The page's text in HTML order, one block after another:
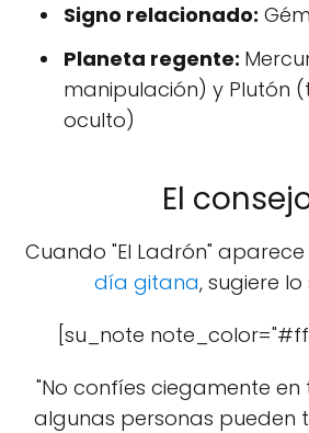
Signo relacionado:
Planeta regente:
manipulación) y Plutón
oculto)
El
Cuando "El Ladrón"
día gitana, sugiere lo
[su_note
"No confíes ciegamente
algunas personas pueden